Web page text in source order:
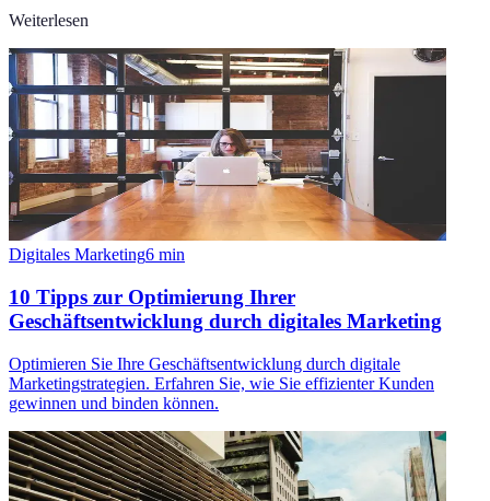
Weiterlesen
Digitales Marketing6 min
10 Tipps zur Optimierung Ihrer
Geschäftsentwicklung durch digitales Marketing
Optimieren Sie Ihre Geschäftsentwicklung durch digitale
Marketingstrategien. Erfahren Sie, wie Sie effizienter Kunden
gewinnen und binden können.